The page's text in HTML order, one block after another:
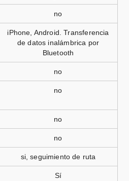
no
iPhone, Android. Transferencia
de datos inalámbrica por
Bluetooth
no
no
no
no
si, seguimiento de ruta
Sí